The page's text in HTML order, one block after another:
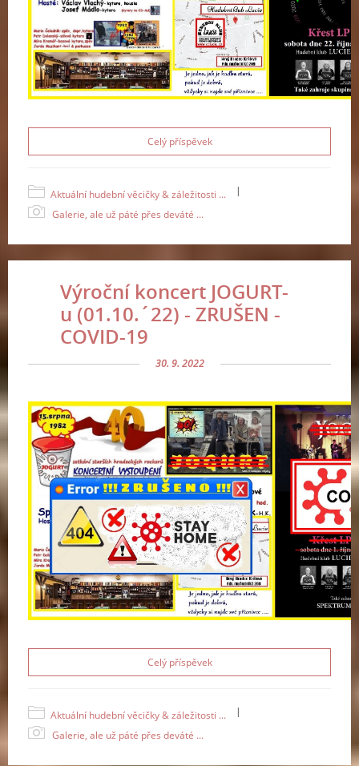
Celý příspěvek
Aktuální hudební věcičky & záležitosti ...
|
Galerie, ale už páté přes deváté ...
Výroční koncert JOGURT-
u (01.10.´22) - ZRUŠEN -
COVID-19
30. 9. 2022
Celý příspěvek
Aktuální hudební věcičky & záležitosti ...
|
Galerie, ale už páté přes deváté ...